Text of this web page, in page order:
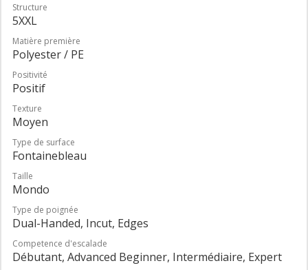
Structure
5XXL
Matière première
Polyester / PE
Positivité
Positif
Texture
Moyen
Type de surface
Fontainebleau
Taille
Mondo
Type de poignée
Dual-Handed, Incut, Edges
Competence d'escalade
Débutant, Advanced Beginner, Intermédiaire, Expert